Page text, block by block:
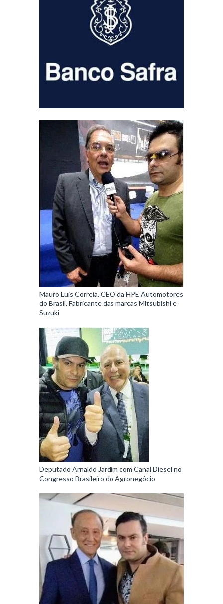
Mauro Luis Correia, CEO da HPE Automotores
do Brasil, Fabricante das marcas Mitsubishi e
Suzuki
Deputado Arnaldo Jardim com Canal Diesel no
Congresso Brasileiro do Agronegócio